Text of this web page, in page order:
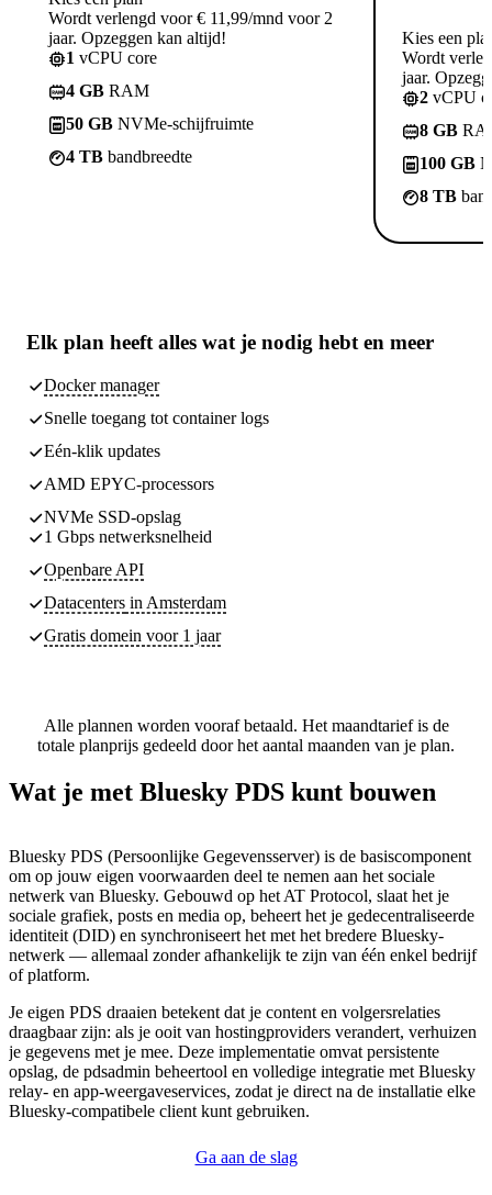
Wordt verlengd voor € 11,99/mnd voor 2
jaar. Opzeggen kan altijd!
1 vCPU core
4 GB RAM
50 GB NVMe-schijfruimte
4 TB bandbreedte
Kies een
Wordt
jaar.
2 vCPU
8 GB
100 GB
8 TB
Elk plan heeft alles wat je nodig hebt en meer
Docker manager
Snelle toegang tot container logs
Eén-klik updates
AMD EPYC-processors
NVMe SSD-opslag
1 Gbps netwerksnelheid
Openbare API
Datacenters in Amsterdam
Gratis domein voor 1 jaar
Alle plannen worden vooraf betaald. Het maandtarief is de
totale planprijs gedeeld door het aantal maanden van je plan.
Wat je met Bluesky PDS kunt bouwen
Bluesky PDS (Persoonlijke Gegevensserver) is de basiscomponent
om op jouw eigen voorwaarden deel te nemen aan het sociale
netwerk van Bluesky. Gebouwd op het AT Protocol, slaat het je
sociale grafiek, posts en media op, beheert het je gedecentraliseerde
identiteit (DID) en synchroniseert het met het bredere Bluesky-
netwerk — allemaal zonder afhankelijk te zijn van één enkel bedrijf
of platform.
Je eigen PDS draaien betekent dat je content en volgersrelaties
draagbaar zijn: als je ooit van hostingproviders verandert, verhuizen
je gegevens met je mee. Deze implementatie omvat persistente
opslag, de pdsadmin beheertool en volledige integratie met Bluesky
relay- en app-weergaveservices, zodat je direct na de installatie elke
Bluesky-compatibele client kunt gebruiken.
Ga aan de slag